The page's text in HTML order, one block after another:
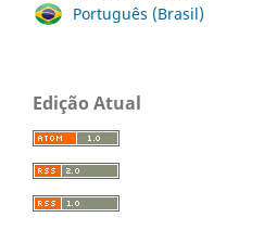
Português (Brasil)
Edição Atual